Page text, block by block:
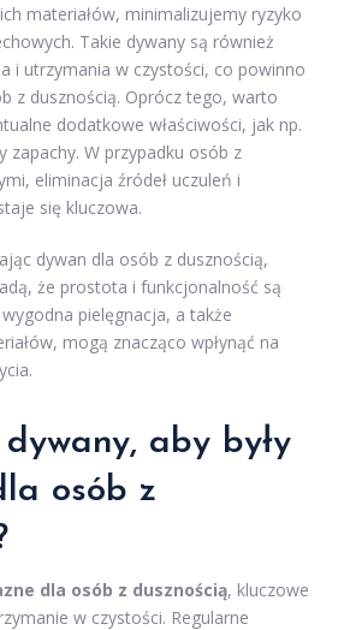
materiałów, minimalizujemy ryzyko
Takie dywany są również
i utrzymania w czystości, co powinno
z dusznością. Oprócz tego, warto
dodatkowe właściwości, jak np.
zapachy. W przypadku osób z
eliminacja źródeł uczuleń i
się kluczowa.
dywan dla osób z dusznością,
że prostota i funkcjonalność są
pielęgnacja, a także
mogą znacząco wpłynąć na
aby były
osób z
dla osób z dusznością, kluczowe
w czystości. Regularne